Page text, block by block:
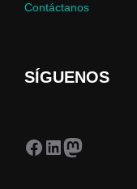
Contáctanos
SÍGUENOS
Facebook
LinkedIn
Mastodon